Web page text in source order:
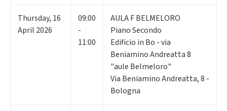
Thursday, 16
April 2026
09:00
-
11:00
AULA F BELMELORO
Piano Secondo
Edificio in Bo - via
Beniamino Andreatta 8
"aule Belmeloro"
Via Beniamino Andreatta, 8 -
Bologna